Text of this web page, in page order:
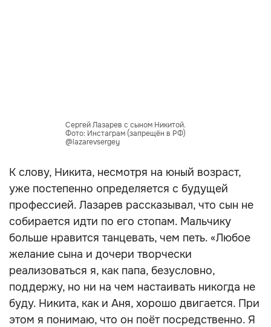
Сергей Лазарев с сыном Никитой.
Фото: Инстаграм (запрещён в РФ)
@lazarevsergey
К слову, Никита, несмотря на юный возраст,
уже постепенно определяется с будущей
профессией. Лазарев рассказывал, что сын не
собирается идти по его стопам. Мальчику
больше нравится танцевать, чем петь. «Любое
желание сына и дочери творчески
реализоваться я, как папа, безусловно,
поддержу, но ни на чем настаивать никогда не
буду. Никита, как и Аня, хорошо двигается. При
этом я понимаю, что он поёт посредственно. Я